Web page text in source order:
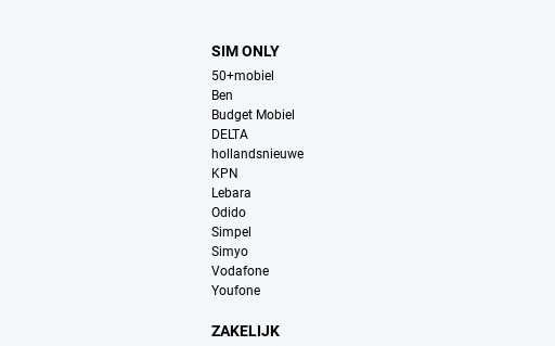
SIM ONLY
50+mobiel
Ben
Budget Mobiel
DELTA
hollandsnieuwe
KPN
Lebara
Odido
Simpel
Simyo
Vodafone
Youfone
ZAKELIJK